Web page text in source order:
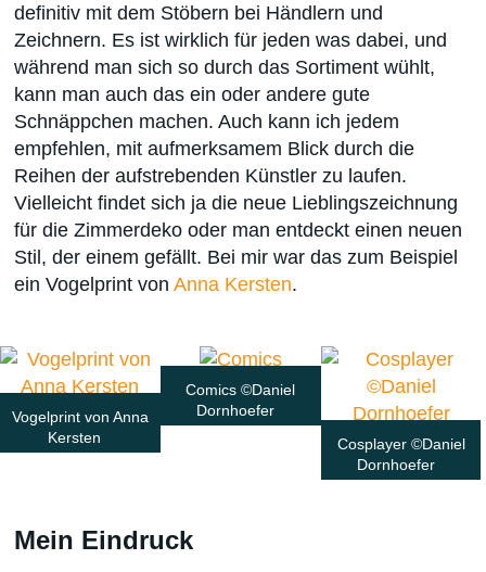
definitiv mit dem Stöbern bei Händlern und
Zeichnern. Es ist wirklich für jeden was dabei, und
während man sich so durch das Sortiment wühlt,
kann man auch das ein oder andere gute
Schnäppchen machen. Auch kann ich jedem
empfehlen, mit aufmerksamem Blick durch die
Reihen der aufstrebenden Künstler zu laufen.
Vielleicht findet sich ja die neue Lieblingszeichnung
für die Zimmerdeko oder man entdeckt einen neuen
Stil, der einem gefällt. Bei mir war das zum Beispiel
ein Vogelprint vonAnna Kersten.
Vogelprint von Anna
Kersten
Comics ©Daniel
Dornhoefer
Cosplayer ©Daniel
Dornhoefer
Mein Eindruck